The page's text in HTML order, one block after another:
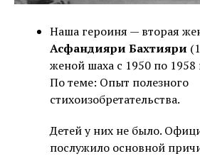
Наша героиня — вторая
Асфандияри Бахтияри
женой шаха с 1950 по 1958
По теме: Опыт полезного
стихоизобретательства.
Детей у них не было.
послужило основной